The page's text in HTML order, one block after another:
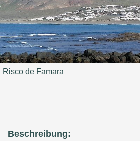
Risco de Famara
Beschreibung: